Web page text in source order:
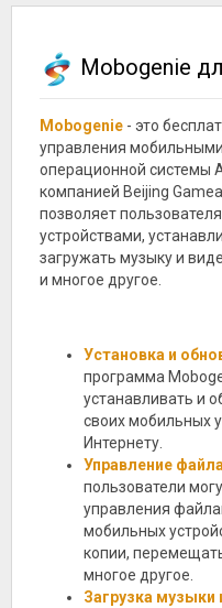
Mobogenie
Mobogenie - это
управления
операционной системы
компанией Beijing
позволяет
устройствами,
загружать музыку и
и многое другое.
Установка и
программа
устанавливать и
своих мобильных
Интернету.
Управление
пользователи
управления
мобильных
копии,
многое другое.
Загрузка музыки